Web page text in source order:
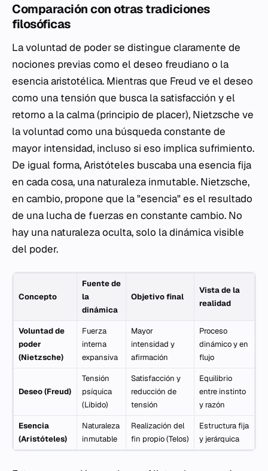
Comparación con otras tradiciones
filosóficas
La voluntad de poder se distingue claramente de
nociones previas como el deseo freudiano o la
esencia aristotélica. Mientras que Freud ve el deseo
como una tensión que busca la satisfacción y el
retorno a la calma (principio de placer), Nietzsche ve
la voluntad como una búsqueda constante de
mayor intensidad, incluso si eso implica sufrimiento.
De igual forma, Aristóteles buscaba una esencia fija
en cada cosa, una naturaleza inmutable. Nietzsche,
en cambio, propone que la "esencia" es el resultado
de una lucha de fuerzas en constante cambio. No
hay una naturaleza oculta, solo la dinámica visible
del poder.
Concepto
Fuente de
la
dinámica
Objetivo final
Vista de la
realidad
Voluntad de
poder
(Nietzsche)
Fuerza
interna
expansiva
Mayor
intensidad y
afirmación
Proceso
dinámico y en
flujo
Deseo (Freud)
Tensión
psíquica
(Libido)
Satisfacción y
reducción de
tensión
Equilibrio
entre instinto
y razón
Esencia
(Aristóteles)
Naturaleza
inmutable
Realización del
fin propio (Telos)
Estructura fija
y jerárquica